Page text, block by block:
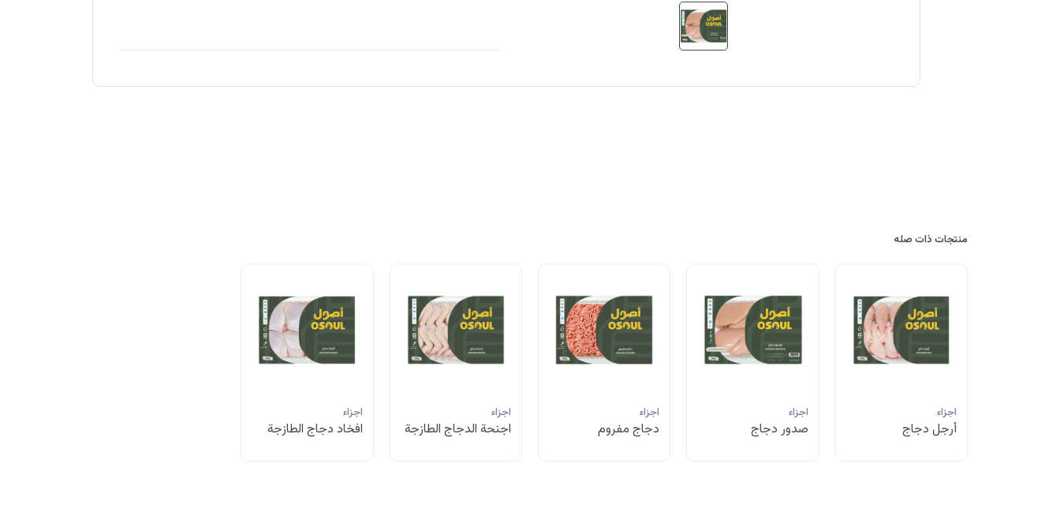
منتجات ذات صله
اجزاء
أرجل دجاج
اجزاء
صدور دجاج
اجزاء
دجاج مفروم
اجزاء
اجنحة الدجاج الطازجة
اجزاء
افخاد دجاج الطازجة